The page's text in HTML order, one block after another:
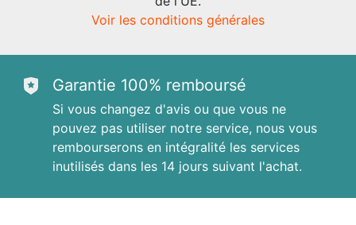
Voir les conditions générales
Garantie 100% remboursé
Si vous changez d'avis ou que vous ne
pouvez pas utiliser notre service, nous vous
rembourserons en intégralité les services
inutilisés dans les 14 jours suivant l'achat.